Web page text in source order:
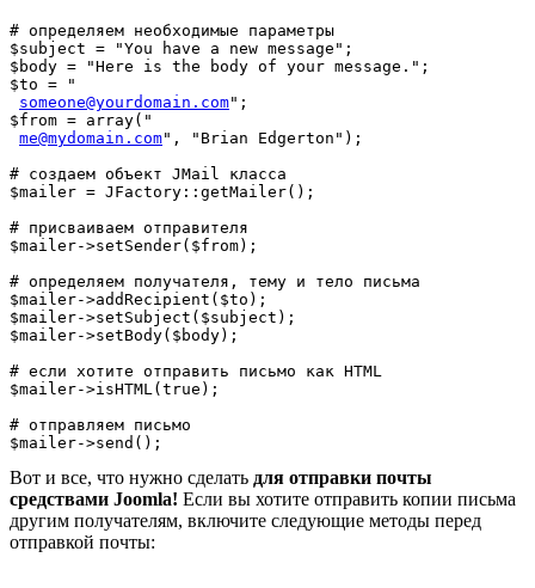
# определяем необходимые параметры
$subject = "You have a new message";
$body = "Here is the body of your message.";
$to = "
someone@yourdomain.com";
$from = array("
me@mydomain.com", "Brian Edgerton");
# создаем объект JMail класса
$mailer = JFactory::getMailer();
# присваиваем отправителя
$mailer->setSender($from);
# определяем получателя, тему и тело письма
$mailer->addRecipient($to);
$mailer->setSubject($subject);
$mailer->setBody($body);
# если хотите отправить письмо как HTML
$mailer->isHTML(true);
# отправляем письмо
$mailer->send();
Вот и все, что нужно сделать для отправки почты
средствами Joomla! Если вы хотите отправить копии письма
другим получателям, включите следующие методы перед
отправкой почты: